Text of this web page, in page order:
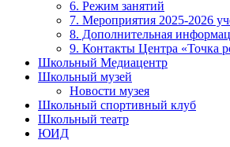
6. Режим занятий
7. Мероприятия 2025-2026
8. Дополнительная
9. Контакты Центра «Точка
Школьный Медиацентр
Школьный музей
Новости музея
Школьный спортивный клуб
Школьный театр
ЮИД